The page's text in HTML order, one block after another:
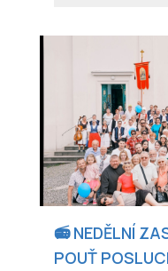
📻 NEDĚLNÍ
POUŤ